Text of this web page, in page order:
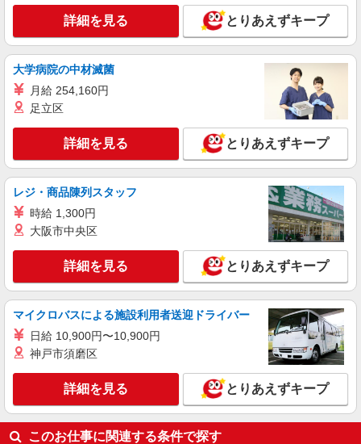
1450円（経験・能力による） ※残業代支給 ★交
通費別途支給（規定あり） ゜+゜・。○。・゜
+゜・。○。・゜+゜ 入社祝い金10万円支給(規定
有) お友達を紹介頂くと, インセンティブ支給(規定
有) ★月2回払い・週払い可能（規程有）★ ゜・。
鹿児島県霧島市の家電量販店
キープ 詳細を見る
派遣社員
株式会社シエロ
スマホ携帯販売【ソフトバンク】
月給231500円〜256500円（経験・能力によ
る） ※上記金額に時間外手当/インセンティブが加
算 ・賞与あり・時間外手当あり（平均残業時間：
10h/月）・地域手当/職能手当あり・Workstyle支
援金（4000円/月）あり・実績によりインセンティ
ブあり ★交通費別途支給（規定あり） ゜+゜・。
○。・゜+゜・。○。・゜+゜ 入社祝い金10万円支
給(規定有) お友達を紹介頂くと, インセンティブ支
給(規定有) ゜・。○。・゜+゜・。○。・゜+゜
鹿児島県霧島市の家電量販店
キープ 詳細を見る
紹介予定派遣
スマホ携帯販売【ドコモ】
時給1400円〜1500円（経験・能力による） ※
残業代支給 ★交通費別途支給（規定あり） ゜
+゜・。○。・゜+゜・。○。・゜+゜ 入社祝い金10
ィブ支給(規定有) ★月2回払い・週払い可能（規程
有）★ ゜・。○。・゜+゜・。○。・゜+゜
キープ 詳細を見る
詳細を見る とりあえずキープ
大学病院の中材滅菌
月給 254,160円
足立区
詳細を見る とりあえずキープ
レジ・商品陳列スタッフ
時給 1,300円
大阪市中央区
詳細を見る とりあえずキープ
マイクロバスによる施設利用者送迎ドライバー
日給 10,900円〜10,900円
神戸市須磨区
詳細を見る とりあえずキープ
このお仕事に関連する条件で探す